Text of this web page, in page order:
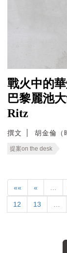
戰火中的
巴黎麗池
Ritz
撰文 胡金倫（
提案on the desk
«« «
12 13